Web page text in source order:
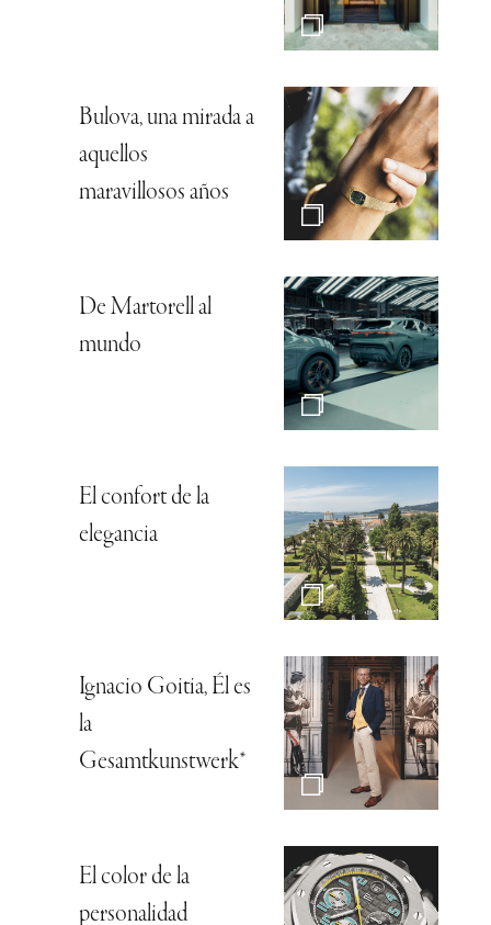
Bulova, una mirada a
aquellos
maravillosos años
De Martorell al
mundo
El confort de la
elegancia
Ignacio Goitia, Él es
la
Gesamtkunstwerk*
El color de la
personalidad